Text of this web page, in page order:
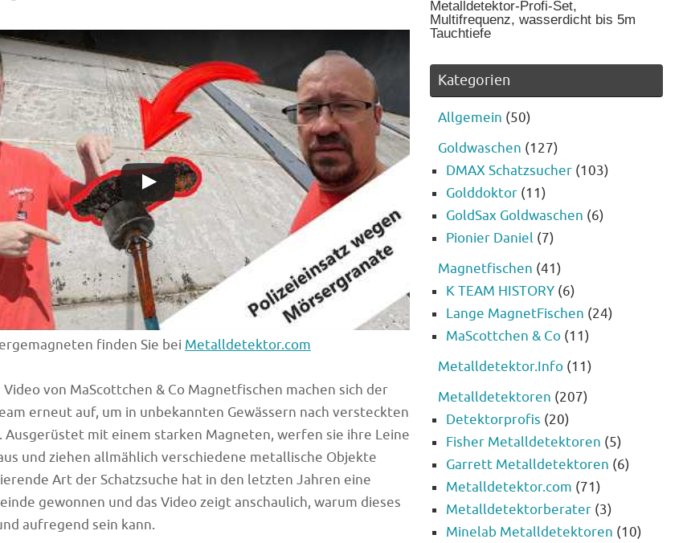
finden Sie bei Metalldetektor.com
von MaScottchen & Co Magnetfischen machen sich der
erneut auf, um in unbekannten Gewässern nach versteckten
Ausgerüstet mit einem starken Magneten, werfen sie ihre Leine
und ziehen allmählich verschiedene metallische Objekte
Art der Schatzsuche hat in den letzten Jahren eine
gewonnen und das Video zeigt anschaulich, warum dieses
aufregend sein kann.
Metalldetektor-Profi-Set,
Multifrequenz, wasserdicht bis 5m
Tauchtiefe
Kategorien
Allgemein (50)
Goldwaschen (127)
DMAX Schatzsucher (103)
Golddoktor (11)
GoldSax Goldwaschen (6)
Pionier Daniel (7)
Magnetfischen (41)
K TEAM HISTORY (6)
Lange MagnetFischen (24)
MaScottchen & Co (11)
Metalldetektor.Info (11)
Metalldetektoren (207)
Detektorprofis (20)
Fisher Metalldetektoren (5)
Garrett Metalldetektoren (6)
Metalldetektor.com (71)
Metalldetektorberater (3)
Minelab Metalldetektoren (10)